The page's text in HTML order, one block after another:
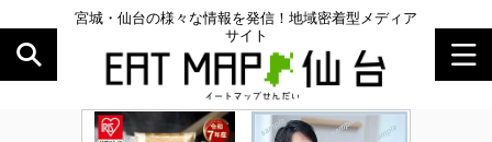
宮城・仙台の様々な情報を発信！地域密着型メディア
サイト